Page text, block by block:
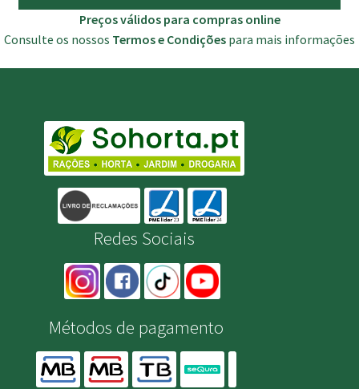
Preços válidos para compras online
Consulte os nossos Termos e Condições para mais informações
Redes Sociais
Métodos de pagamento